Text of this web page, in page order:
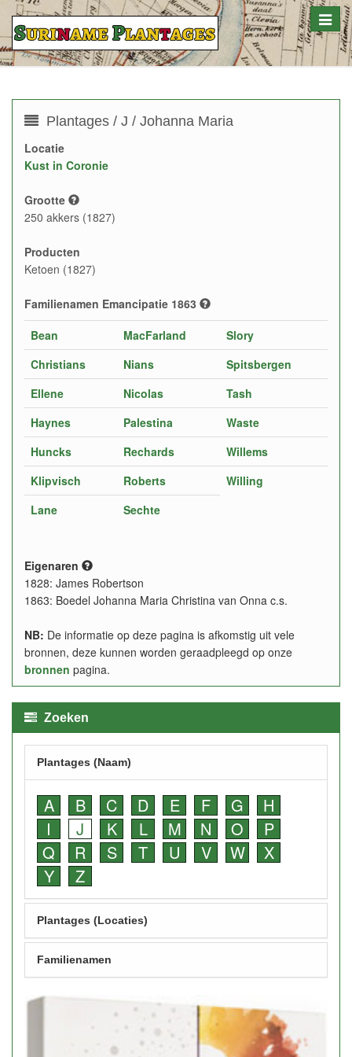
Toggle
Plantages / J / Johanna Maria
Locatie
Kust in Coronie
Grootte
250 akkers (1827)
Producten
Ketoen (1827)
Familienamen Emancipatie 1863
Bean
Christians
Ellene
Haynes
Huncks
Klipvisch
Lane
MacFarland
Nians
Nicolas
Palestina
Rechards
Roberts
Sechte
Slory
Spitsbergen
Tash
Waste
Willems
Willing
Eigenaren
1828: James Robertson
1863: Boedel Johanna Maria Christina van Onna c.s.
NB: De informatie op deze pagina is afkomstig uit vele
bronnen, deze kunnen worden geraadpleegd op onze
bronnen pagina.
Zoeken
Plantages (Naam)
A B C D E F G
H
I
J K L M N O
P
Q
R S T U V W
X
Y
Z
Plantages (Locaties)
Familienamen